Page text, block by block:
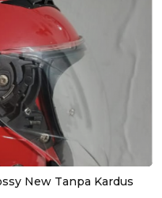
New Tanpa Kardus